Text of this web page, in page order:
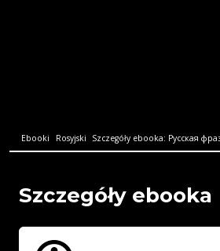
Ebooki Rosyjski Szczegóły ebooka: Русская
Szczegóły ebooka